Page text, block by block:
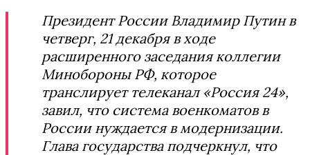
Президент России Владимир Путин в
четверг, 21 декабря в ходе
расширенного заседания коллегии
Минобороны РФ, которое
транслирует телеканал «Россия 24»,
завил, что система военкоматов в
России нуждается в модернизации.
Глава государства подчеркнул, что